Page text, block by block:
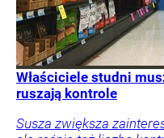
Właściciele studni
ruszają kontrole
Susza zwiększa